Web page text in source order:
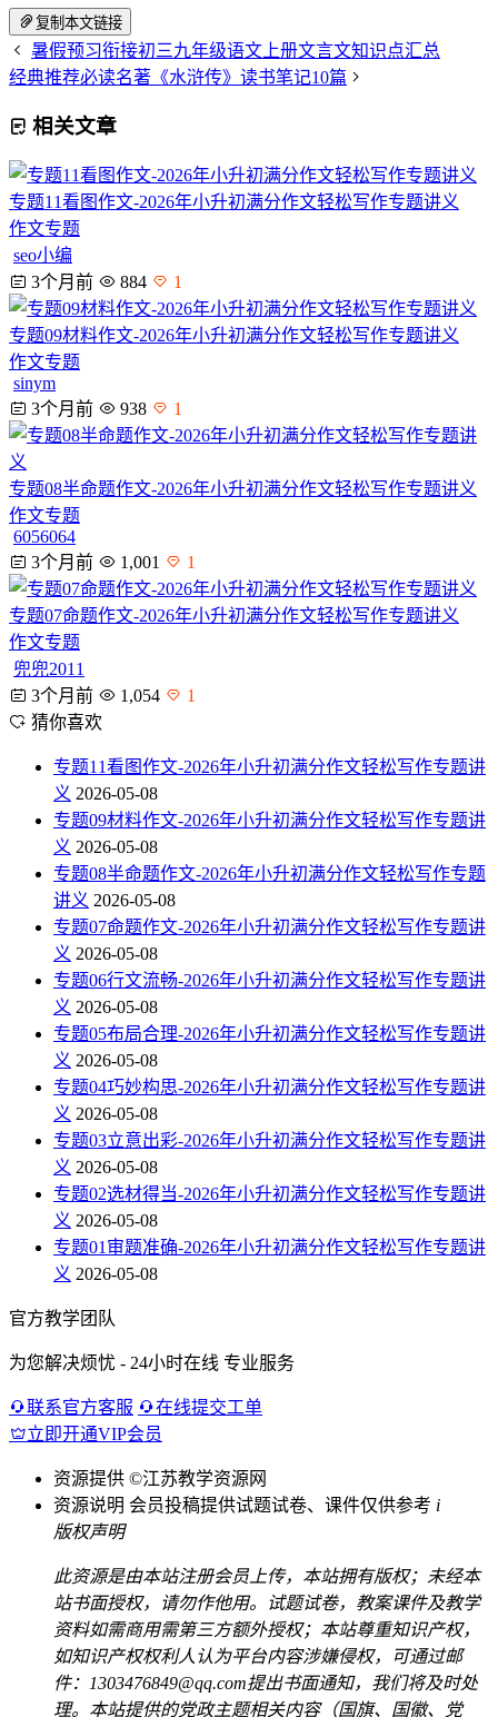
复制本文链接
暑假预习衔接初三九年级语文上册文言文知识点汇总
经典推荐必读名著《水浒传》读书笔记10篇
相关文章
专题11看图作文-2026年小升初满分作文轻松写作专题讲义
作文专题
seo小编
3个月前
884 1
专题09材料作文-2026年小升初满分作文轻松写作专题讲义
作文专题
sinym
3个月前
938 1
专题08半命题作文-2026年小升初满分作文轻松写作专题讲义
作文专题
6056064
3个月前
1,001 1
专题07命题作文-2026年小升初满分作文轻松写作专题讲义
作文专题
兜兜2011
3个月前
1,054
1
猜你喜欢
专题11看图作文-2026年小升初满分作文轻松写作专题讲
义 2026-05-08
专题09材料作文-2026年小升初满分作文轻松写作专题讲
义 2026-05-08
专题08半命题作文-2026年小升初满分作文轻松写作专题
讲义 2026-05-08
专题07命题作文-2026年小升初满分作文轻松写作专题讲
义 2026-05-08
专题06行文流畅-2026年小升初满分作文轻松写作专题讲
义 2026-05-08
专题05布局合理-2026年小升初满分作文轻松写作专题讲
义 2026-05-08
专题04巧妙构思-2026年小升初满分作文轻松写作专题讲
义 2026-05-08
专题03立意出彩-2026年小升初满分作文轻松写作专题讲
义 2026-05-08
专题02选材得当-2026年小升初满分作文轻松写作专题讲
义 2026-05-08
专题01审题准确-2026年小升初满分作文轻松写作专题讲
义 2026-05-08
官方教学团队
为您解决烦忧 - 24小时在线 专业服务
联系官方客服
在线提交工单
立即开通VIP会员
资源提供 ©江苏教学资源网
资源说明 会员投稿提供试题试卷、课件仅供参考 i
版权声明
此资源是由本站注册会员上传，本站拥有版权；未经本
站书面授权，请勿作他用。试题试卷，教案课件及教学
资料如需商用需第三方额外授权；本站尊重知识产权，
如知识产权权利人认为平台内容涉嫌侵权，可通过邮
件：1303476849@qq.com提出书面通知，我们将及时处
理。本站提供的党政主题相关内容（国旗、国徽、党